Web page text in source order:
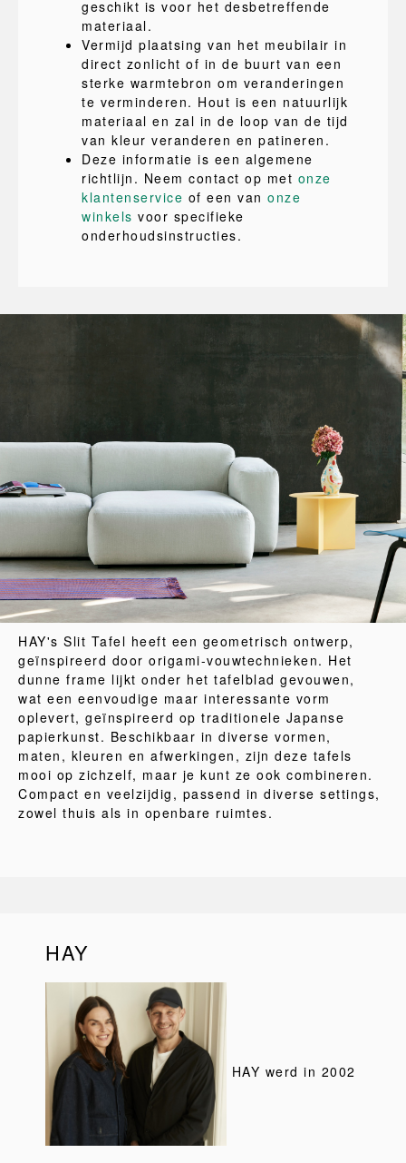
geschikt is voor het desbetreffende
materiaal.
Vermijd plaatsing van het meubilair in
direct zonlicht of in de buurt van een
sterke warmtebron om veranderingen
te verminderen. Hout is een natuurlijk
materiaal en zal in de loop van de tijd
van kleur veranderen en patineren.
Deze informatie is een algemene
richtlijn. Neem contact op met onze
klantenservice of een van onze
winkels voor specifieke
onderhoudsinstructies.
HAY's Slit Tafel heeft een geometrisch ontwerp,
geïnspireerd door origami-vouwtechnieken. Het
dunne frame lijkt onder het tafelblad gevouwen,
wat een eenvoudige maar interessante vorm
oplevert, geïnspireerd op traditionele Japanse
papierkunst. Beschikbaar in diverse vormen,
maten, kleuren en afwerkingen, zijn deze tafels
mooi op zichzelf, maar je kunt ze ook combineren.
Compact en veelzijdig, passend in diverse settings,
zowel thuis als in openbare ruimtes.
HAY
HAY werd in 2002